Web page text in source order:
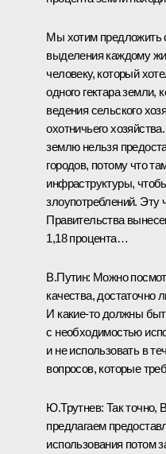
Мы хотим предложить
выделения каждому
человеку, который
одного гектара земли,
ведения сельского
охотничьего
землю нельзя
городов, потому что
инфраструктуры,
злоупотреблений. Эту
Правительства
1,18 процента…
В.Путин: Можно
качества, достаточно
И какие‑то должны
с необходимостью
и не использовать в
вопросов, которые
Ю.Трутнев: Так
предлагаем
использования потом